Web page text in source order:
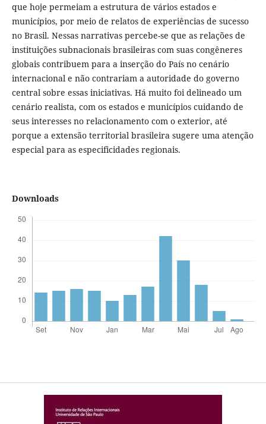
que hoje permeiam a estrutura de vários estados e
municípios, por meio de relatos de experiências de sucesso
no Brasil. Nessas narrativas percebe-se que as relações de
instituições subnacionais brasileiras com suas congêneres
globais contribuem para a inserção do País no cenário
internacional e não contrariam a autoridade do governo
central sobre essas iniciativas. Há muito foi delineado um
cenário realista, com os estados e municípios cuidando de
seus interesses no relacionamento com o exterior, até
porque a extensão territorial brasileira sugere uma atenção
especial para as especificidades regionais.
Downloads